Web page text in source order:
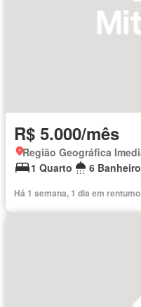
R$ 5.000/mês
Região Geográfica
1 Quarto
6
Há 1 semana, 1 dia em rentumo